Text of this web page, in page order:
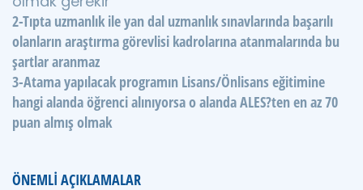
2-Tıpta uzmanlık ile yan dal uzmanlık sınavlarında başarılı
olanların araştırma görevlisi kadrolarına atanmalarında bu
şartlar aranmaz
3-Atama yapılacak programın Lisans/Önlisans eğitimine
hangi alanda öğrenci alınıyorsa o alanda ALES?ten en az 70
puan almış olmak
ÖNEMLİ AÇIKLAMALAR